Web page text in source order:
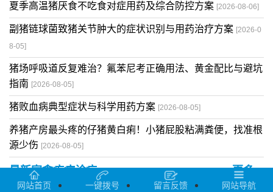
夏季高温猪厌食不吃食对症用药及综合防控方案 [2026-08-06]
副猪链球菌致猪关节肿大的症状识别与用药治疗方案 [2026-0
8-05]
猪场呼吸道反复难治？氟苯尼考正确用法、黄金配比与避坑
指南 [2026-08-05]
猪败血病典型症状与科学用药方案 [2026-08-05]
养猪产房最头疼的仔猪黄白痢！小猪屁股粘满粪便，找准根
源少伤 [2026-08-05]
最新家禽疾病诊疗 更多 >
网站首页 一键拨号 留言反馈 网站导航